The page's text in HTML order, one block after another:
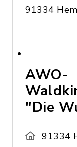
91334
AWO-
"Die
91334